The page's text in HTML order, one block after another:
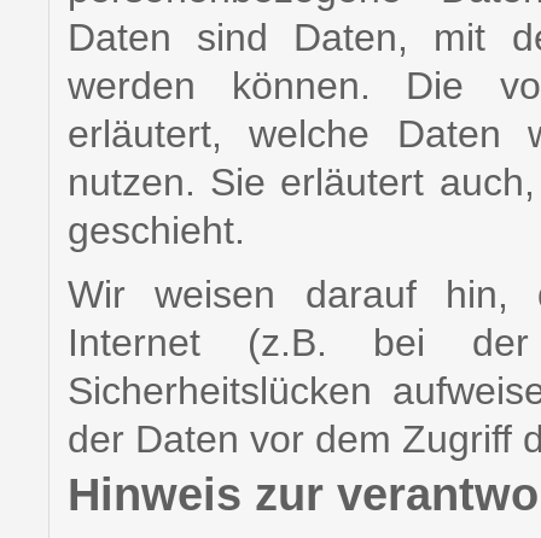
Daten sind Daten, mit
werden können. Die
erläutert, welche
nutzen. Sie erläutert
geschieht.
Wir weisen darauf hin,
Internet (z.B. bei der
Sicherheitslücken
der Daten vor dem Zugriff
Hinweis zur